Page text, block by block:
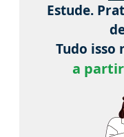
Estude.
Tudo isso
a partir